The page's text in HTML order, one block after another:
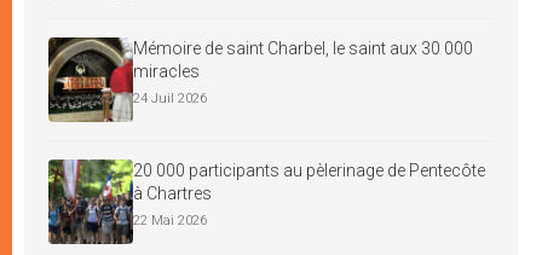
Mémoire de saint Charbel, le saint aux 30 000
miracles
24 Juil 2026
20 000 participants au pèlerinage de Pentecôte
à Chartres
22 Mai 2026